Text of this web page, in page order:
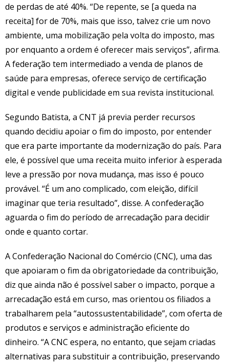
de perdas de até 40%. “De repente, se [a queda na
receita] for de 70%, mais que isso, talvez crie um novo
ambiente, uma mobilização pela volta do imposto, mas
por enquanto a ordem é oferecer mais serviços”, afirma.
A federação tem intermediado a venda de planos de
saúde para empresas, oferece serviço de certificação
digital e vende publicidade em sua revista institucional.
Segundo Batista, a CNT já previa perder recursos
quando decidiu apoiar o fim do imposto, por entender
que era parte importante da modernização do país. Para
ele, é possível que uma receita muito inferior à esperada
leve a pressão por nova mudança, mas isso é pouco
provável. “É um ano complicado, com eleição, difícil
imaginar que teria resultado”, disse. A confederação
aguarda o fim do período de arrecadação para decidir
onde e quanto cortar.
A Confederação Nacional do Comércio (CNC), uma das
que apoiaram o fim da obrigatoriedade da contribuição,
diz que ainda não é possível saber o impacto, porque a
arrecadação está em curso, mas orientou os filiados a
trabalharem pela “autossustentabilidade”, com oferta de
produtos e serviços e administração eficiente do
dinheiro. “A CNC espera, no entanto, que sejam criadas
alternativas para substituir a contribuição, preservando